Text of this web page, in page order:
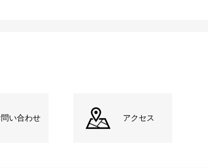
問い合わせ アクセス